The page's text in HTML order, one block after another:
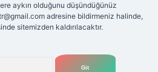
aykırı olduğunu düşündüğünüz
adresine bildirmeniz halinde,
sitemizden kaldırılacaktır.